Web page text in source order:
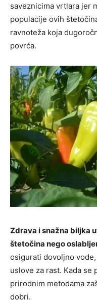
saveznicima vrtlara jer
populacije ovih
ravnoteža koja
povrća.
Zdrava i snažna biljka
štetočina nego
osigurati dovoljno
uslove za rast. Kada se
prirodnim metodama
dobri.